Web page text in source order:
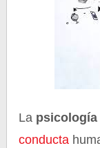
La psicología
conducta